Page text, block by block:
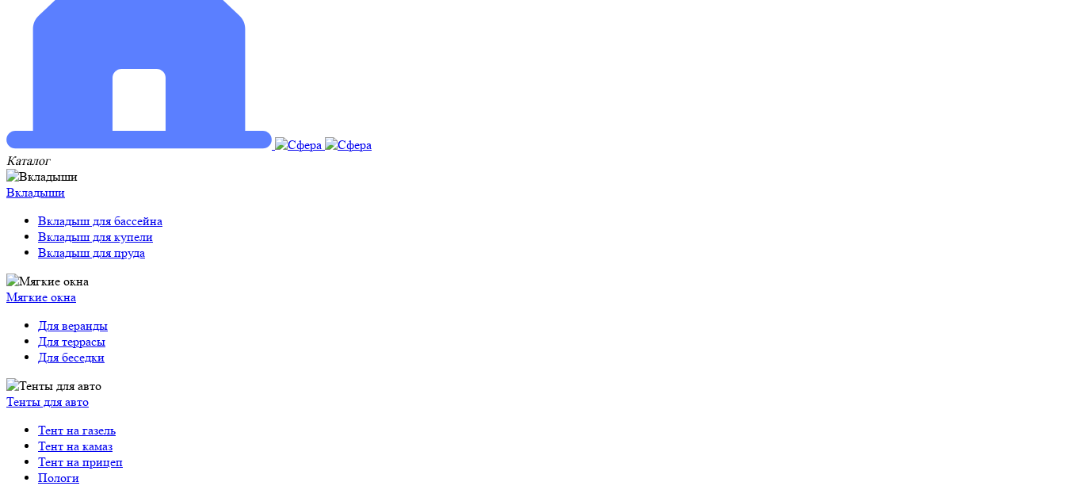
Каталог
Вкладыши
Вкладыш для бассейна
Вкладыш для купели
Вкладыш для пруда
Мягкие окна
Для веранды
Для террасы
Для беседки
Тенты для авто
Тент на газель
Тент на камаз
Тент на прицеп
Пологи